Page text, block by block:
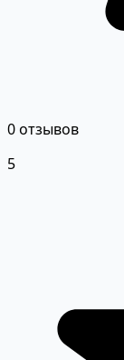
0 отзывов
5